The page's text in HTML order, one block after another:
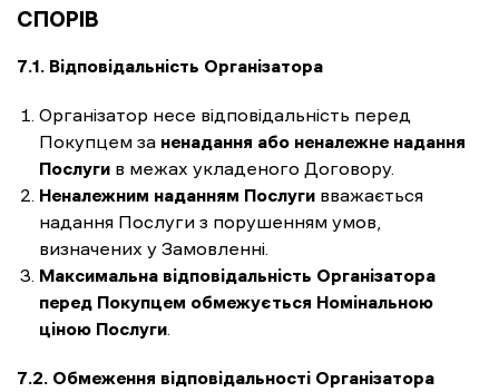
СПОРІВ
7.1. Відповідальність Організатора
Організатор несе відповідальність перед
Покупцем за ненадання або неналежне надання
Послуги в межах укладеного Договору.
Неналежним наданням Послуги вважається
надання Послуги з порушенням умов,
визначених у Замовленні.
Максимальна відповідальність Організатора
перед Покупцем обмежується Номінальною
ціною Послуги
7.2. Обмеження відповідальності Організатора